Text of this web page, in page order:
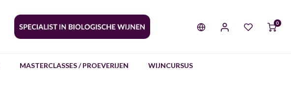
0
MASTERCLASSES / PROEVERIJEN WIJNCURSUS